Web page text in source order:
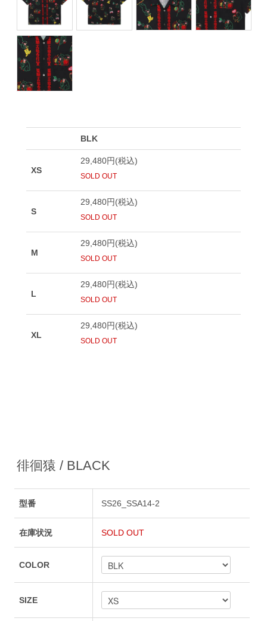
徘徊猿 / BLACK
型番 SS26_SSA14-2
在庫状況 SOLD OUT
COLOR
SIZE